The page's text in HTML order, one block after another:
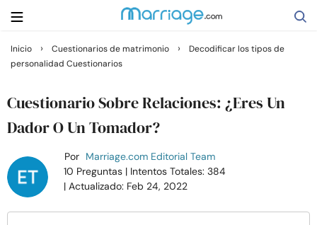
Buscar
Casarse
Relaciones
Familia
Inicio › Cuestionarios de matrimonio ›
Decodificar los tipos de
personalidad Cuestionarios
Cuestionario Sobre Relaciones: ¿Eres Un
Dador O Un Tomador?
Por Marriage.com Editorial Team
10 Preguntas | Intentos Totales: 384
| Actualizado: Feb 24, 2022